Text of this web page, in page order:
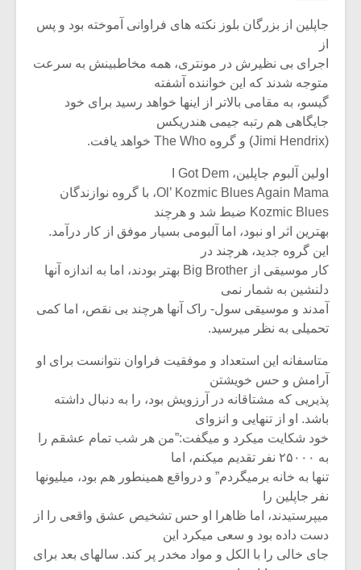
جاپلین از بزرگان بلوز نکته های فراوانی آموخته بود و پس
از
اجرای بی نظیرش در مونتری، همه مخاطبینش به سرعت
متوجه شدند که این خواننده آشفته
گیسو، به مقامی بالاتر از اینها خواهد رسید برای خود
جایگاهی هم رتبه جیمی هندریکس
(Jimi Hendrix) و گروه The Who خواهد یافت.
اولین آلبوم جاپلین، I Got Dem
Ol’ Kozmic Blues Again Mama، با گروه نوازندگان
Kozmic Blues ضبط شد و هرچند
بهترین اثر او نبود، اما آلبومی بسیار موفق از کار درآمد.
این گروه جدید، هرچند در
کار موسیقی از Big Brother بهتر بودند، اما به اندازه آنها
دلنشین به شمار نمی
آمدند و موسیقی سول- راک آنها هرچند بی نقص، اما کمی
تحمیلی به نظر میرسید.
متاسفانه این استعداد و موفقیت فراوان نتوانست برای او
آرامش و حس خویشتن
پذیریی که مشتاقانه در آرزویش بود، را به دنبال داشته
باشد. او از تنهایی و انزوای
خود شکایت میکرد و میگفت:”من هر شب تمام عشقم را
به ۲۵۰۰۰ نفر تقدیم میکنم، اما
تنها به خانه برمیگردم” و درواقع همینطور هم بود، میلیونها
نفر جاپلین را
میپرستیدند، اما ظاهرا او حس تشخیص عشق واقعی را از
دست داده بود و سعی میکرد این
جای خالی را با الکل و مواد مخدر پر کند. سالهای بعد برای